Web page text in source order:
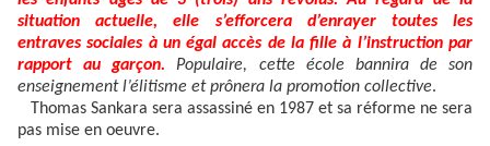
situation actuelle, elle s’efforcera d’enrayer toutes les
entraves sociales à un égal accès de la fille à l’instruction par
rapport au garçon. Populaire, cette école bannira de son
enseignement l’élitisme et prônera la promotion collective.
Thomas Sankara sera assassiné en 1987 et sa réforme ne sera
pas mise en oeuvre.